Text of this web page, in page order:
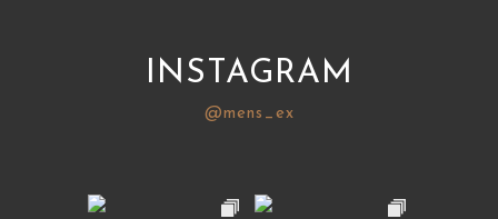
INSTAGRAM
@mens_ex